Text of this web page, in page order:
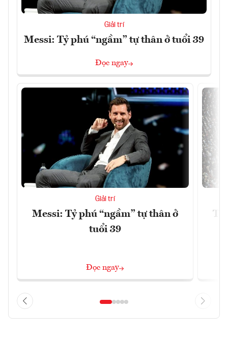
Giải trí
Messi: Tỷ phú “ngầm” tự thân ở tuổi 39
Đọc ngay
Giải trí
Messi: Tỷ phú “ngầm” tự thân ở
tuổi 39
Đọc ngay